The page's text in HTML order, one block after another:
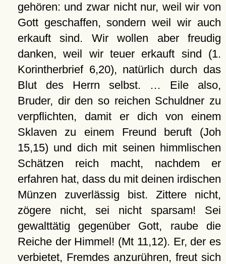
gehören: und zwar nicht nur, weil wir von
Gott geschaffen, sondern weil wir auch
erkauft sind. Wir wollen aber freudig
danken, weil wir teuer erkauft sind (1.
Korintherbrief 6,20), natürlich durch das
Blut des Herrn selbst. … Eile also,
Bruder, dir den so reichen Schuldner zu
verpflichten, damit er dich von einem
Sklaven zu einem Freund beruft (Joh
15,15) und dich mit seinen himmlischen
Schätzen reich macht, nachdem er
erfahren hat, dass du mit deinen irdischen
Münzen zuverlässig bist. Zittere nicht,
zögere nicht, sei nicht sparsam! Sei
gewalttätig gegenüber Gott, raube die
Reiche der Himmel! (Mt 11,12). Er, der es
verbietet, Fremdes anzurühren, freut sich